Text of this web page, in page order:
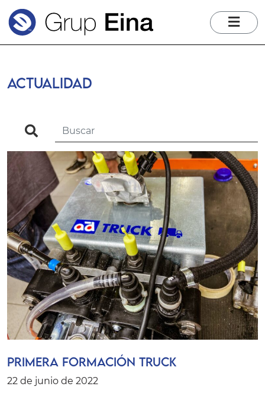
ACTUALIDAD
search
Primera formación TRUCK
22 de junio de 2022